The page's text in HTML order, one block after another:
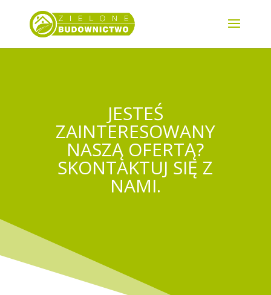
JESTEŚ
ZAINTERESOWANY
NASZĄ OFERTĄ?
SKONTAKTUJ SIĘ Z
NAMI.